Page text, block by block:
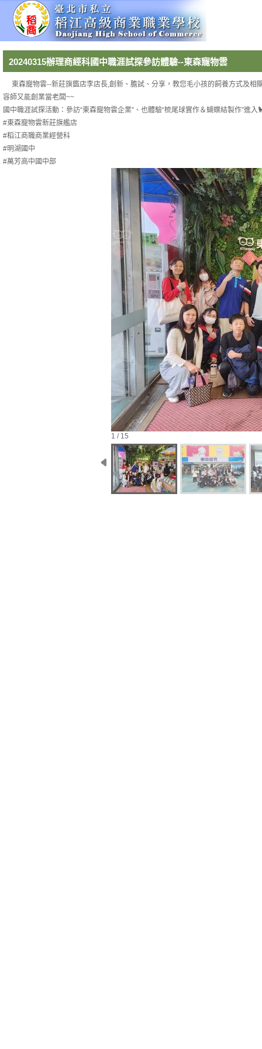
20240315辦理商經科國中職涯試探參訪體驗--東森寵物雲
東森寵物雲--新莊旗鑑店李店長,創新、膽試、分享，教您毛小孩的飼養方式及
容師又能創業當老闆~~
國中職涯試探活動：參訪“東森寵物雲企業”、也體驗“梳尾球實作＆蝴蝶結製作”進入
#東森寵物雲新莊旗艦店
#稻江商職商業經營科
#明湖國中
#萬芳高中國中部
1 / 15